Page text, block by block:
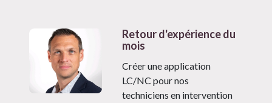
Retour d'expérience du
mois
Créer une application
LC/NC pour nos
techniciens en intervention